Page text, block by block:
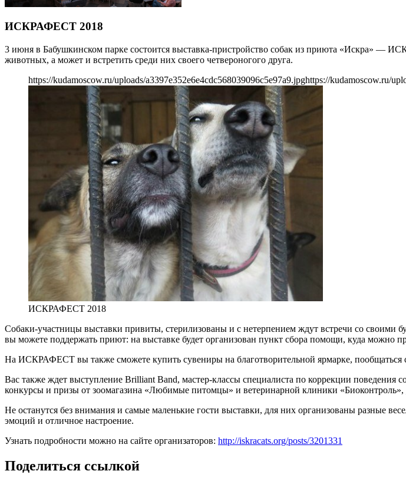
ИСКРАФЕСТ 2018
3 июня в Бабушкинском парке состоится выставка-пристройство собак из приюта «Искра» —
животных, а может и встретить среди них своего четвероногого друга.
https://kudamoscow.ru/uploads/a3397e352e6e4cdc568039096c5e97a9.jpghttps://kudamoscow.ru/
ИСКРАФЕСТ 2018
Собаки-участницы выставки привиты, стерилизованы и с нетерпением ждут встречи со
вы можете поддержать приют: на выставке будет организован пункт сбора помощи, куда можно
На ИСКРАФЕСТ вы также сможете купить сувениры на благотворительной ярмарке,
Вас также ждет выступление Brilliant Band, мастер-классы специалиста по коррекции поведения
конкурсы и призы от зоомагазина «Любимые питомцы» и ветеринарной клиники
Не останутся без внимания и самые маленькие гости выставки, для них организованы разные
эмоций и отличное настроение.
Узнать подробности можно на сайте организаторов: http://iskracats.org/posts/3201331
Поделиться ссылкой